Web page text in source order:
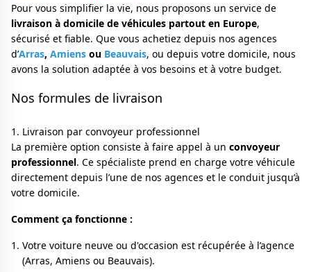
Pour vous simplifier la vie, nous proposons un service de
livraison à domicile de véhicules partout en Europe,
sécurisé et fiable. Que vous achetiez depuis nos agences
d’Arras, Amiens ou Beauvais, ou depuis votre domicile, nous
avons la solution adaptée à vos besoins et à votre budget.
Nos formules de livraison
1. Livraison par convoyeur professionnel
La première option consiste à faire appel à un convoyeur
professionnel. Ce spécialiste prend en charge votre véhicule
directement depuis l’une de nos agences et le conduit jusqu’à
votre domicile.
Comment ça fonctionne :
Votre voiture neuve ou d'occasion est récupérée à l’agence
(Arras, Amiens ou Beauvais).